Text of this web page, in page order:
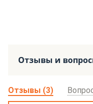
Отзывы и
Отзывы (3)